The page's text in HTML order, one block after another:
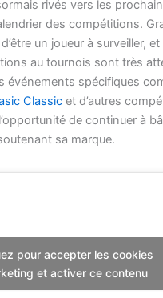
rivés vers les
des compétitions.
un joueur à surveiller, et
au tournois sont très
événements spécifiques
Classic et d’autres
de continuer à
sa marque.
pour accepter les cookies
et activer ce contenu